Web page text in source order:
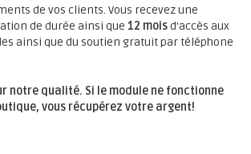
de vos clients. Vous recevez une
de durée ainsi que 12 moisd'accès aux
ainsi que du soutien gratuit par téléphone
notre qualité. Si le module ne fonctionne
vous récupérez votre argent!